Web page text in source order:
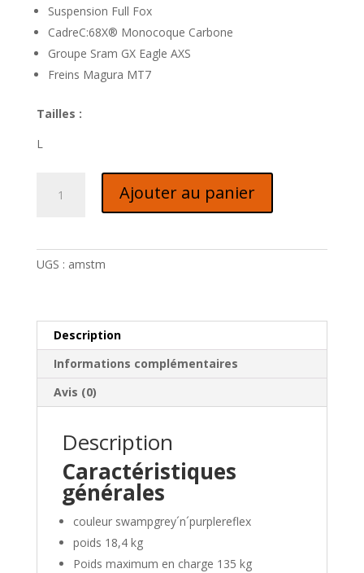
Suspension Full Fox
CadreC:68X® Monocoque Carbone
Groupe Sram GX Eagle AXS
Freins Magura MT7
Tailles :
L
400X
29
Ajouter au panier
UGS : amstm
Description
Informations complémentaires
Avis (0)
Description
Caractéristiques
générales
couleur swampgrey´n´purplereflex
poids 18,4 kg
Poids maximum en charge 135 kg